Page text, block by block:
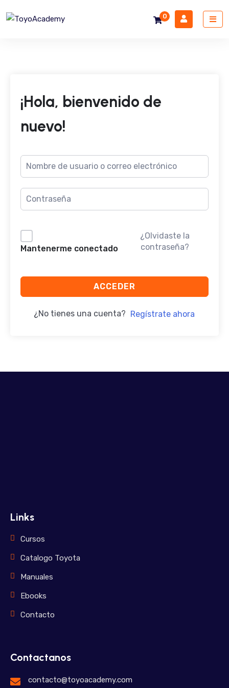
0
¡Hola, bienvenido de
nuevo!
Mantenerme conectado
¿Olvidaste la
contraseña?
ACCEDER
¿No tienes una cuenta? Regístrate ahora
Links
Cursos
Catalogo Toyota
Manuales
Ebooks
Contacto
Contactanos
contacto@toyoacademy.com